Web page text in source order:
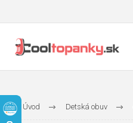
Úvod Detská obuv